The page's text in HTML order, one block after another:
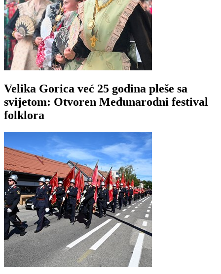
Velika Gorica već 25 godina pleše sa
svijetom: Otvoren Međunarodni festival
folklora